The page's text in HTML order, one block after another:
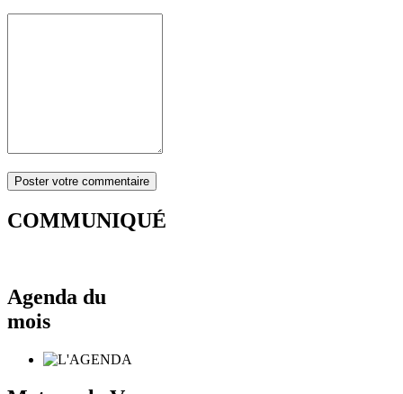
COMMUNIQUÉ
Agenda du
mois